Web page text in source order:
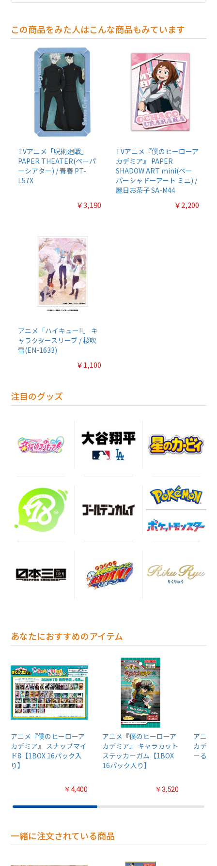
この商品をみた人はこんな商品もみています
TVアニメ「呪術廻戦」
PAPER THEATER(ペーパ
ーシアター) / 青春 PT-
L57X
￥3,190
TVアニメ『僕のヒーローア
カデミア』 PAPER
SHADOW ART mini(ペー
パーシャドーアート ミニ) /
麗日お茶子 SA-M44
￥2,200
アニメ「ハイキュー!!」 キ
ャラクタースリーブ / 桜吹
雪(EN-1633)
￥1,100
注目のグッズ
あなたにおすすめのアイテム
アニメ『僕のヒーローア
カデミア』 スナップマイ
ド8【1BOX 16パック入
り】
￥4,400
アニメ『僕のヒーローア
カデミア』 キャラカット
ステッカーガム【1BOX
16パック入り】
￥3,520
アニメ
カデミ
ーる /
一緒に注文されている商品